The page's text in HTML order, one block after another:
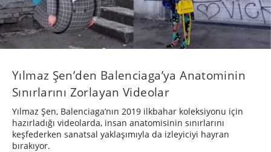
Yılmaz Şen’den Balenciaga’ya Anatominin
Sınırlarını Zorlayan Videolar
Yılmaz Şen, Balenciaga’nın 2019 ilkbahar koleksiyonu için
hazırladığı videolarda, insan anatomisinin sınırlarını
keşfederken sanatsal yaklaşımıyla da izleyiciyi hayran
bırakıyor.